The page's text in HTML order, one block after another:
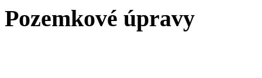
Pozemkové úpravy